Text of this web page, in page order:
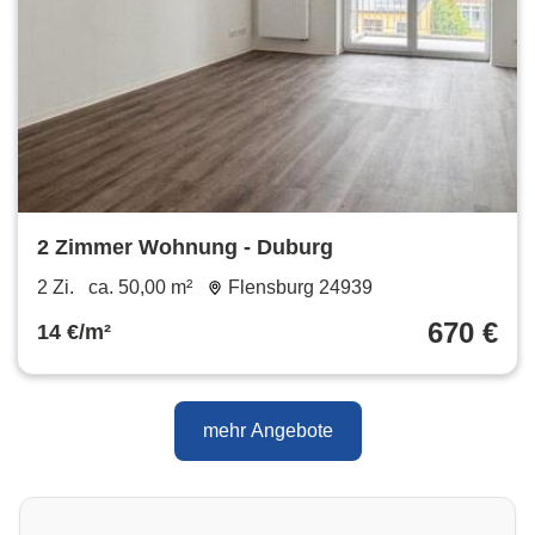
2 Zimmer Wohnung - Duburg
2 Zi. ca. 50,00 m² Flensburg 24939
14 €/m² 670 €
mehr Angebote